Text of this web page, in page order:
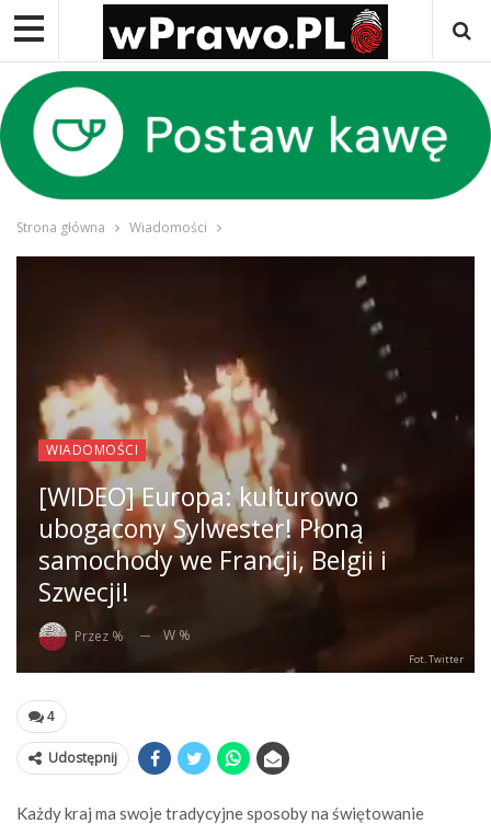
Strona główna Wiadomości
WIADOMOŚCI
[WIDEO] Europa: kulturowo
ubogacony Sylwester! Płoną
samochody we Francji, Belgii i
Szwecji!
Przez % W %
Fot. Twitter
4
Udostępnij
Każdy kraj ma swoje tradycyjne sposoby na świętowanie